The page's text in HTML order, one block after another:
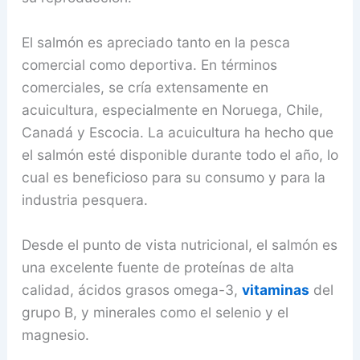
El salmón es apreciado tanto en la pesca
comercial como deportiva. En términos
comerciales, se cría extensamente en
acuicultura, especialmente en Noruega, Chile,
Canadá y Escocia. La acuicultura ha hecho que
el salmón esté disponible durante todo el año, lo
cual es beneficioso para su consumo y para la
industria pesquera.
Desde el punto de vista nutricional, el salmón es
una excelente fuente de proteínas de alta
calidad, ácidos grasos omega-3, vitaminas del
grupo B, y minerales como el selenio y el
magnesio.